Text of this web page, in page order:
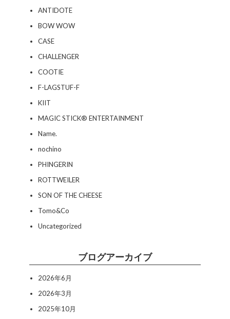
ANTIDOTE
BOW WOW
CASE
CHALLENGER
COOTIE
F-LAGSTUF-F
KIIT
MAGIC STICK® ENTERTAINMENT
Name.
nochino
PHINGERIN
ROTTWEILER
SON OF THE CHEESE
Tomo&Co
Uncategorized
ブログアーカイブ
2026年6月
2026年3月
2025年10月